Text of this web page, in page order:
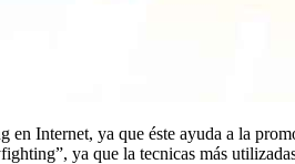
Internet, ya que éste ayuda a la
ya que la tecnicas más